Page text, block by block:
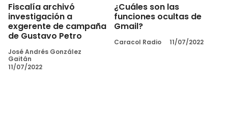
Fiscalía archivó
investigación a
exgerente de campaña
de Gustavo Petro
José Andrés González
Gaitán
11/07/2022
¿Cuáles son las
funciones ocultas de
Gmail?
Caracol Radio 11/07/2022